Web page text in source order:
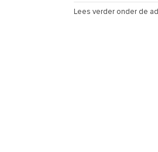
Lees verder onder de